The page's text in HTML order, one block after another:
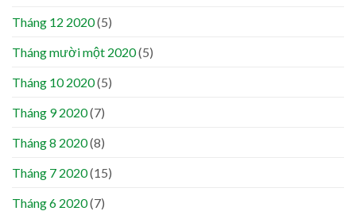
Tháng 12 2020(5)
Tháng mười một 2020(5)
Tháng 10 2020(5)
Tháng 9 2020(7)
Tháng 8 2020(8)
Tháng 7 2020(15)
Tháng 6 2020(7)